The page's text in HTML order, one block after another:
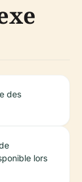
des
lors